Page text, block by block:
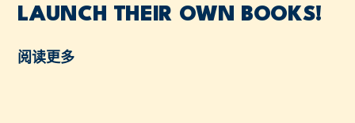
LAUNCH THEIR OWN BOOKS!
阅读更多